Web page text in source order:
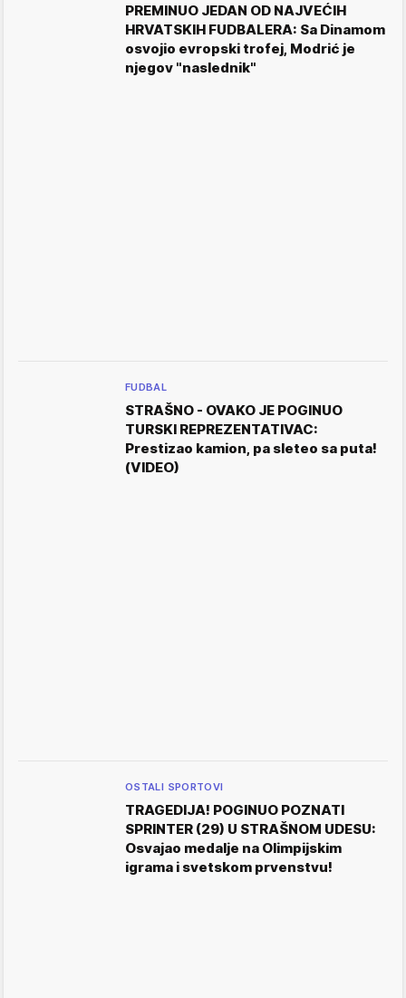
PREMINUO JEDAN OD NAJVEĆIH
HRVATSKIH FUDBALERA: Sa Dinamom
osvojio evropski trofej, Modrić je
njegov "naslednik"
FUDBAL
STRAŠNO - OVAKO JE POGINUO
TURSKI REPREZENTATIVAC:
Prestizao kamion, pa sleteo sa puta!
(VIDEO)
OSTALI SPORTOVI
TRAGEDIJA! POGINUO POZNATI
SPRINTER (29) U STRAŠNOM UDESU:
Osvajao medalje na Olimpijskim
igrama i svetskom prvenstvu!